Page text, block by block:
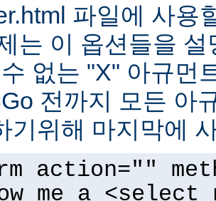
파일에 사용
는 이 옵션들을
없는 "X" 아규먼
전까지 모든 아
기위해 마지막에
action=""
me a <select